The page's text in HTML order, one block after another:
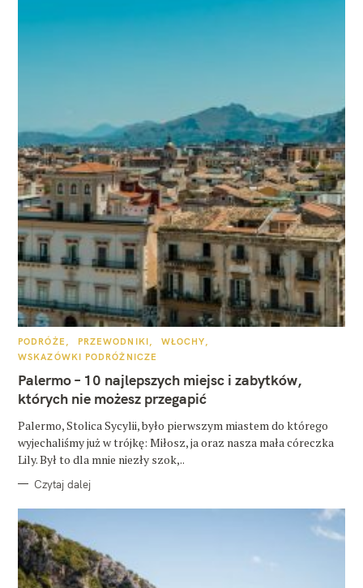
K
T
G
R
PODRÓŻE PRZEWODNIKI
WŁOCHY
WSKAZÓWKI PODRÓŻNICZE
Palermo – 10 najlepszych miejsc i zabytków,
których nie możesz przegapić
Palermo, Stolica Sycylii, było pierwszym miastem do którego
wyjechaliśmy już w trójkę: Miłosz, ja oraz nasza mała córeczka
Lily. Był to dla mnie niezły szok,..
Czytaj dalej